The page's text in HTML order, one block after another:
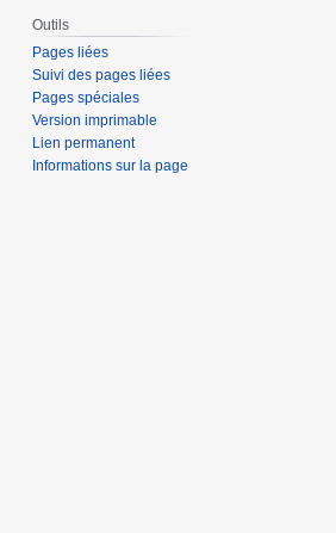
Outils
Pages liées
Suivi des pages liées
Pages spéciales
Version imprimable
Lien permanent
Informations sur la page